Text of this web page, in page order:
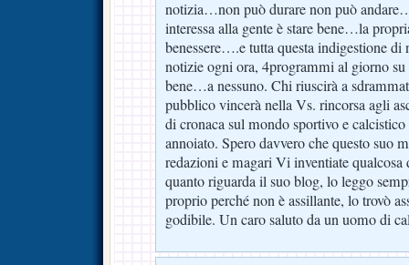
notizia…non può durare non può
interessa alla gente è stare bene…la
benessere….e tutta questa indigestione
notizie ogni ora, 4programmi al giorno
bene…a nessuno. Chi riuscirà a
pubblico vincerà nella Vs. rincorsa agli
di cronaca sul mondo sportivo e
annoiato. Spero davvero che questo suo
redazioni e magari Vi inventiate
quanto riguarda il suo blog, lo leggo
proprio perché non è assillante, lo trovò
godibile. Un caro saluto da un uomo di